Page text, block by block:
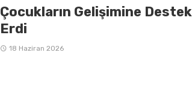
Çocukların Gelişimine
Erdi
18 Haziran 2026